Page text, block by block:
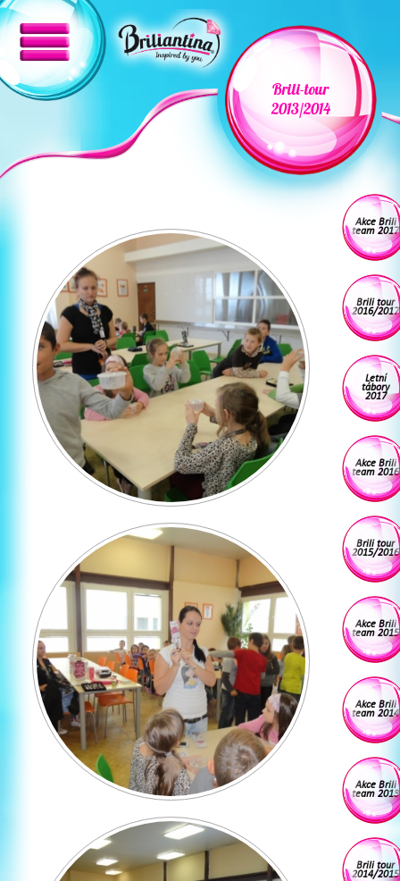
Brili-tour
2013/2014
Akce Brili
team 2017
Brili tour
2016/2017
Letní
tábory
2017
Akce Brili
team 2016
Brili tour
2015/2016
Akce Brili
team 2015
Akce Brili
team 2014
Akce Brili
team 2013
Brili tour
2014/2015